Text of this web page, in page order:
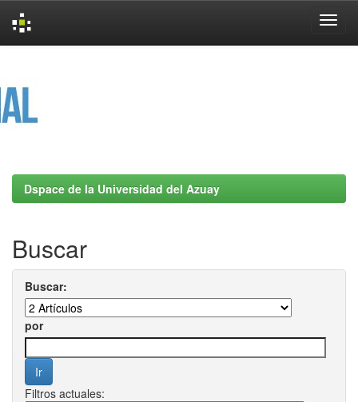
Dspace de la Universidad del Azuay
Buscar
Buscar:
por
Filtros actuales: